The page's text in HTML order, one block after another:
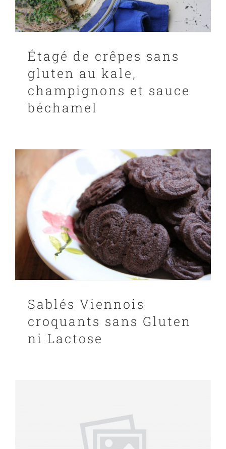
Étagé de crêpes sans
gluten au kale,
champignons et sauce
béchamel
Sablés Viennois
croquants sans Gluten
ni Lactose